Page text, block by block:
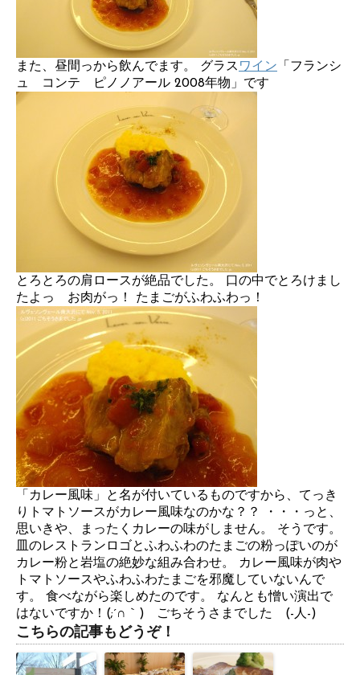
また、昼間っから飲んでます。 グラス ワイン 「フランシ
ュ コンテ ピノノアール 2008年物」です
とろとろの肩ロースが絶品でした。 口の中でとろけまし
たよっ お肉がっ！ たまごがふわふわっ！
「カレー風味」と名が付いているものですから、てっき
りトマトソースがカレー風味なのかな？？ ・・・っと、
思いきや、まったくカレーの味がしません。 そうです。
皿のレストランロゴとふわふわのたまごの粉っぽいのが
カレー粉と岩塩の絶妙な組み合わせ。 カレー風味が肉や
トマトソースやふわふわたまごを邪魔していないんで
す。 食べながら楽しめたのです。 なんとも憎い演出で
はないですか！(;´∩｀) ごちそうさまでした (-人-)
こちらの記事もどうぞ！